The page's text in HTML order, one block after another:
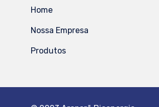
Home
Nossa Empresa
Produtos